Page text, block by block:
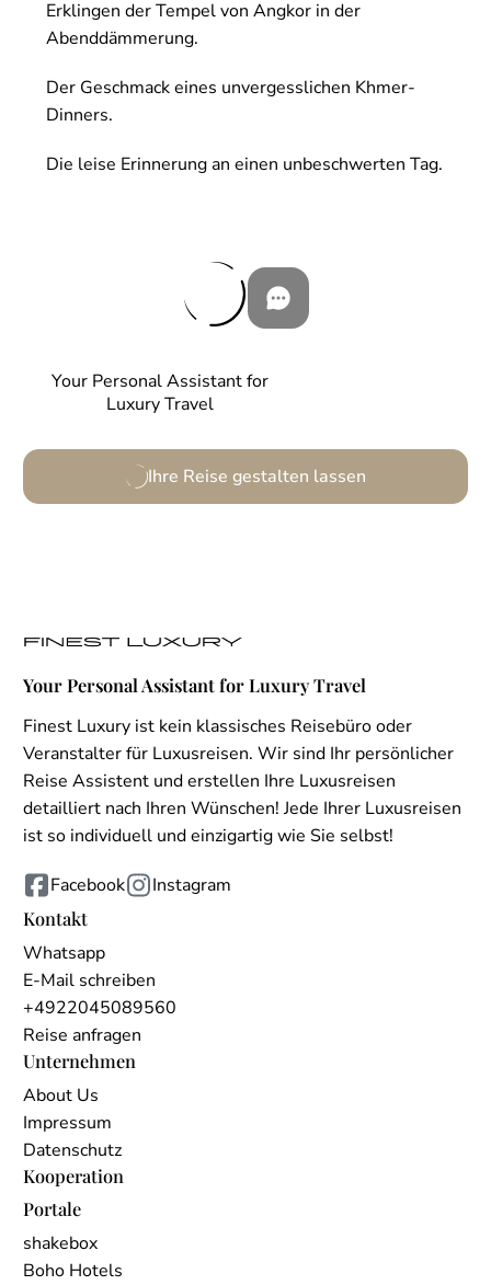
Your Personal Assistant for
Luxury Travel
Ihre Reise gestalten lassen
Erklingen der Tempel von Angkor in der
Abenddämmerung.
Der Geschmack eines unvergesslichen Khmer-
Dinners.
Die leise Erinnerung an einen unbeschwerten Tag.
Your Personal Assistant for Luxury Travel
Finest Luxury ist kein klassisches Reisebüro oder
Veranstalter für Luxusreisen. Wir sind Ihr persönlicher
Reise Assistent und erstellen Ihre Luxusreisen
detailliert nach Ihren Wünschen! Jede Ihrer Luxusreisen
ist so individuell und einzigartig wie Sie selbst!
Facebook
Instagram
Kontakt
Whatsapp
E-Mail schreiben
+4922045089560
Reise anfragen
Unternehmen
About Us
Impressum
Datenschutz
Kooperation
Portale
shakebox
Boho Hotels